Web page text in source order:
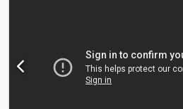
Rundumleuchten, Rangierkupplung,
Reifenprofil: 1. A 23-24mm 2. A 24-25mm
Auf Wunsch unterbereiten wir Ihnen